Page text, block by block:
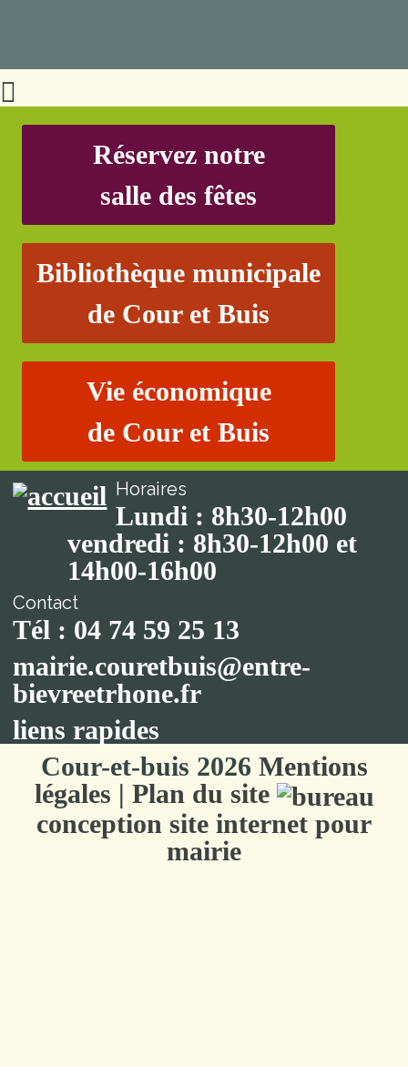
Réservez notre
salle des fêtes
Bibliothèque municipale
de Cour et Buis
Vie économique
de Cour et Buis
Horaires
Lundi : 8h30-12h00
vendredi : 8h30-12h00 et
14h00-16h00
Contact
Tél : 04 74 59 25 13
mairie.couretbuis@entre-
bievreetrhone.fr
liens rapides
Cour-et-buis 2026 Mentions
légales | Plan du site
conception site internet pour
mairie